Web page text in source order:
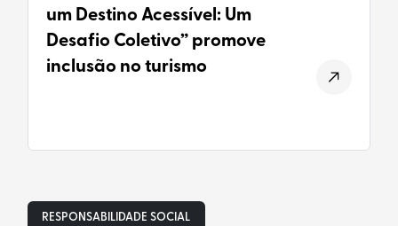
um Destino Acessível: Um
Desafio Coletivo” promove
inclusão no turismo
RESPONSABILIDADE SOCIAL